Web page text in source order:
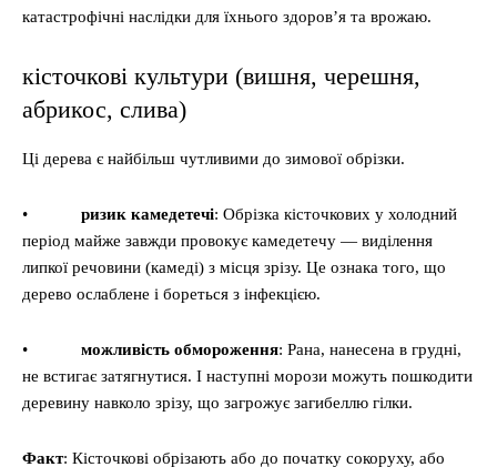
катастрофічні наслідки для їхнього здоров’я та врожаю.
кісточкові культури (вишня, черешня,
абрикос, слива)
Ці дерева є найбільш чутливими до зимової обрізки.
• ризик камедетечі: Обрізка кісточкових у холодний
період майже завжди провокує камедетечу — виділення
липкої речовини (камеді) з місця зрізу. Це ознака того, що
дерево ослаблене і бореться з інфекцією.
• можливість обмороження: Рана, нанесена в грудні,
не встигає затягнутися. І наступні морози можуть пошкодити
деревину навколо зрізу, що загрожує загибеллю гілки.
Факт: Кісточкові обрізають або до початку сокоруху, або